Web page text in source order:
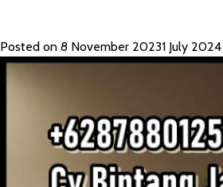
Posted on 8 November 20231 July 2024